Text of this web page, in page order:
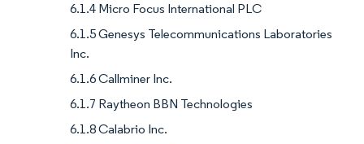
6.1.4 Micro Focus International PLC
6.1.5 Genesys Telecommunications Laboratories
Inc.
6.1.6 Callminer Inc.
6.1.7 Raytheon BBN Technologies
6.1.8 Calabrio Inc.